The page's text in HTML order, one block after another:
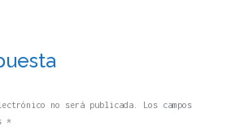
no será publicada. Los campos
*